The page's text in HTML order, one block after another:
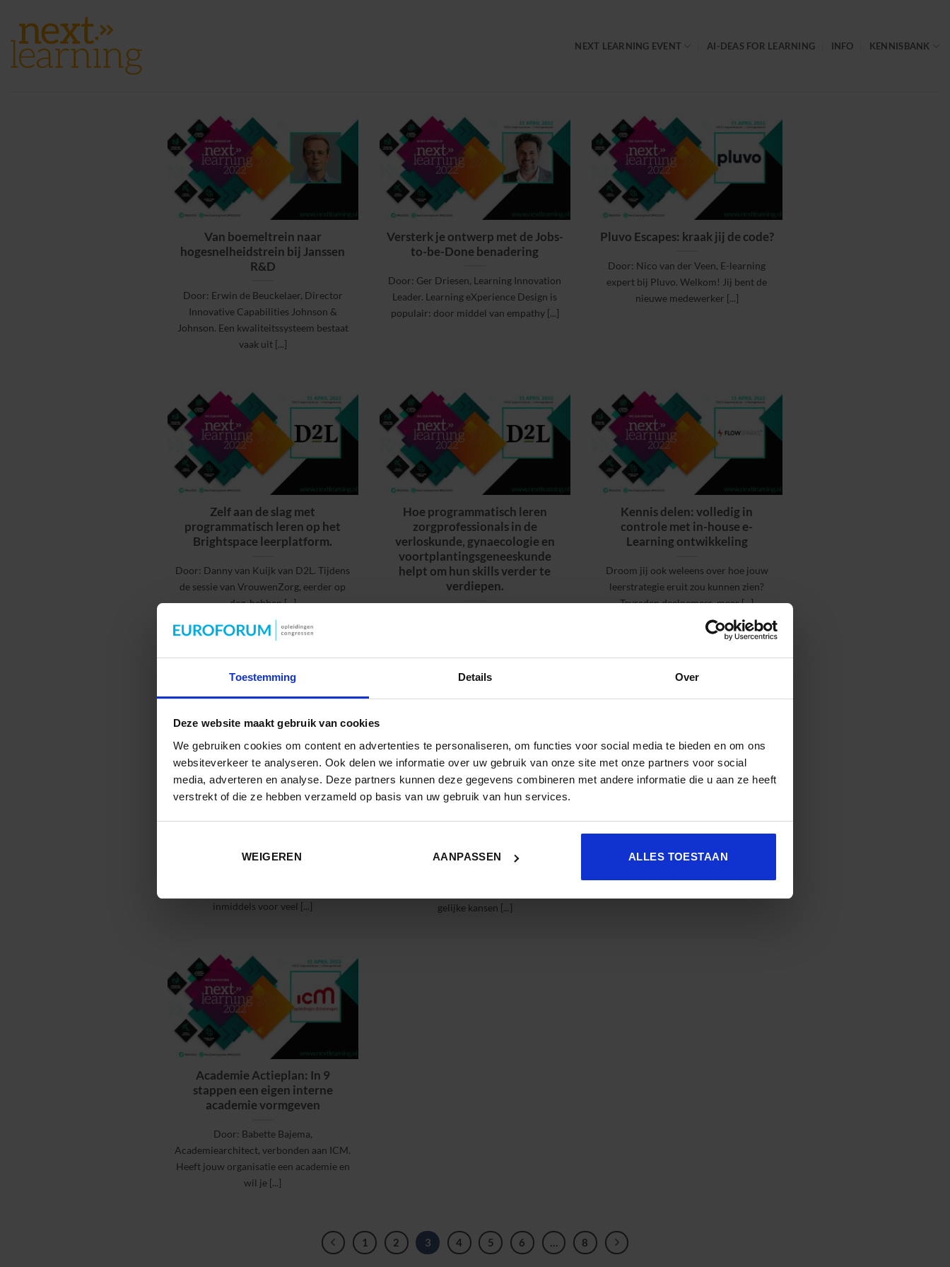
Toestemming Details Over
Deze website maakt gebruik van cookies
We gebruiken cookies om content en advertenties te personaliseren, om functies voor social media te bieden en om ons
websiteverkeer te analyseren. Ook delen we informatie over uw gebruik van onze site met onze partners voor social
media, adverteren en analyse. Deze partners kunnen deze gegevens combineren met andere informatie die u aan ze heeft
verstrekt of die ze hebben verzameld op basis van uw gebruik van hun services.
WEIGEREN AANPASSEN ALLES TOESTAAN
naar
inhoud
NEXT LEARNING EVENT AI-DEAS FOR LEARNING INFO KENNISBANK
Van boemeltrein naar
hogesnelheidstrein bij Janssen
R&D
Door: Erwin de Beuckelaer, Director
Innovative Capabilities Johnson &
Johnson. Een kwaliteitssysteem bestaat
vaak uit [...]
Versterk je ontwerp met de Jobs-
to-be-Done benadering
Door: Ger Driesen, Learning Innovation
Leader. Learning eXperience Design is
populair: door middel van empathy [...]
Pluvo Escapes: kraak jij de code?
Door: Nico van der Veen, E-learning
expert bij Pluvo. Welkom! Jij bent de
nieuwe medewerker [...]
Zelf aan de slag met
programmatisch leren op het
Brightspace leerplatform.
Door: Danny van Kuijk van D2L. Tijdens
de sessie van VrouwenZorg, eerder op
dag, hebben [...]
Hoe programmatisch leren
zorgprofessionals in de
verloskunde, gynaecologie en
voortplantingsgeneeskunde
helpt om hun skills verder te
verdiepen.
Kennis delen: volledig in
controle met in-house e-
Learning ontwikkeling
Droom jij ook weleens over hoe jouw
leerstrategie eruit zou kunnen zien?
Tevreden deelnemers, meer [...]
inmiddels voor veel [...]
Door: Ingeborg Kroese, Doctoraal
gelijke kansen [...]
Door: Kim de Keijzer, Organisatie- en
Academie Actieplan: In 9
stappen een eigen interne
academie vormgeven
Door: Babette Bajema,
Academiearchitect, verbonden aan ICM.
Heeft jouw organisatie een academie en
wil je [...]
1 2 3 4 5 6 … 8